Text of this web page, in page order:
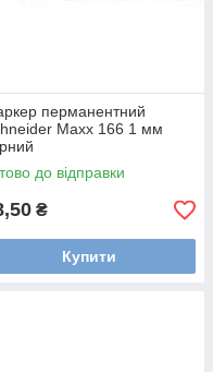
перманентний
Maxx 166 1 мм
до відправки
₴
Купити